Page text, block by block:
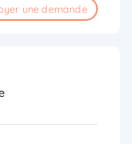
une demande